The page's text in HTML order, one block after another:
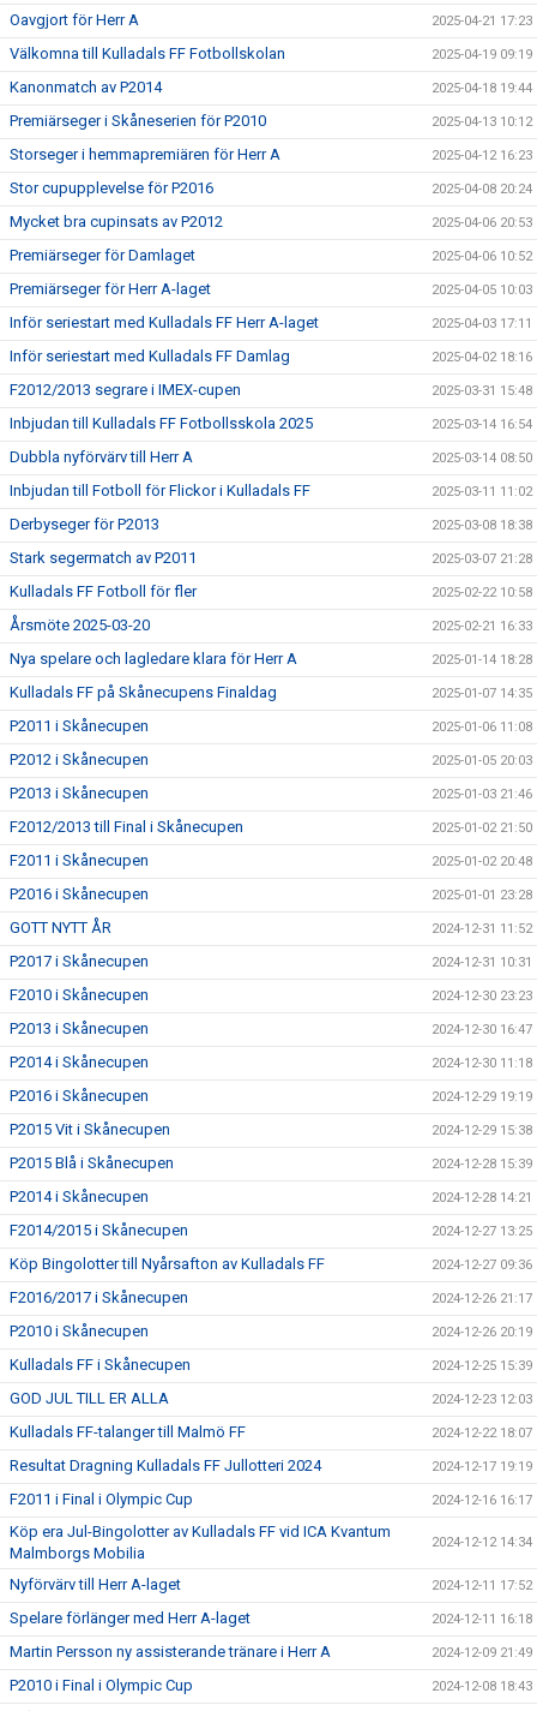
Oavgjort för Herr A 2025-04-21 17:23
Välkomna till Kulladals FF Fotbollskolan 2025-04-19 09:19
Kanonmatch av P2014 2025-04-18 19:44
Premiärseger i Skåneserien för P2010 2025-04-13 10:12
Storseger i hemmapremiären för Herr A 2025-04-12 16:23
Stor cupupplevelse för P2016 2025-04-08 20:24
Mycket bra cupinsats av P2012 2025-04-06 20:53
Premiärseger för Damlaget 2025-04-06 10:52
Premiärseger för Herr A-laget 2025-04-05 10:03
Inför seriestart med Kulladals FF Herr A-laget 2025-04-03 17:11
Inför seriestart med Kulladals FF Damlag 2025-04-02 18:16
F2012/2013 segrare i IMEX-cupen 2025-03-31 15:48
Inbjudan till Kulladals FF Fotbollsskola 2025 2025-03-14 16:54
Dubbla nyförvärv till Herr A 2025-03-14 08:50
Inbjudan till Fotboll för Flickor i Kulladals FF 2025-03-11 11:02
Derbyseger för P2013 2025-03-08 18:38
Stark segermatch av P2011 2025-03-07 21:28
Kulladals FF Fotboll för fler 2025-02-22 10:58
Årsmöte 2025-03-20 2025-02-21 16:33
Nya spelare och lagledare klara för Herr A 2025-01-14 18:28
Kulladals FF på Skånecupens Finaldag 2025-01-07 14:35
P2011 i Skånecupen 2025-01-06 11:08
P2012 i Skånecupen 2025-01-05 20:03
P2013 i Skånecupen 2025-01-03 21:46
F2012/2013 till Final i Skånecupen 2025-01-02 21:50
F2011 i Skånecupen 2025-01-02 20:48
P2016 i Skånecupen 2025-01-01 23:28
GOTT NYTT ÅR 2024-12-31 11:52
P2017 i Skånecupen 2024-12-31 10:31
F2010 i Skånecupen 2024-12-30 23:23
P2013 i Skånecupen 2024-12-30 16:47
P2014 i Skånecupen 2024-12-30 11:18
P2016 i Skånecupen 2024-12-29 19:19
P2015 Vit i Skånecupen 2024-12-29 15:38
P2015 Blå i Skånecupen 2024-12-28 15:39
P2014 i Skånecupen 2024-12-28 14:21
F2014/2015 i Skånecupen 2024-12-27 13:25
Köp Bingolotter till Nyårsafton av Kulladals FF 2024-12-27 09:36
F2016/2017 i Skånecupen 2024-12-26 21:17
P2010 i Skånecupen 2024-12-26 20:19
Kulladals FF i Skånecupen 2024-12-25 15:39
GOD JUL TILL ER ALLA 2024-12-23 12:03
Kulladals FF-talanger till Malmö FF 2024-12-22 18:07
Resultat Dragning Kulladals FF Jullotteri 2024 2024-12-17 19:19
F2011 i Final i Olympic Cup 2024-12-16 16:17
Köp era Jul-Bingolotter av Kulladals FF vid ICA Kvantum
Malmborgs Mobilia
2024-12-12 14:34
Nyförvärv till Herr A-laget 2024-12-11 17:52
Spelare förlänger med Herr A-laget 2024-12-11 16:18
Martin Persson ny assisterande tränare i Herr A 2024-12-09 21:49
P2010 i Final i Olympic Cup 2024-12-08 18:43